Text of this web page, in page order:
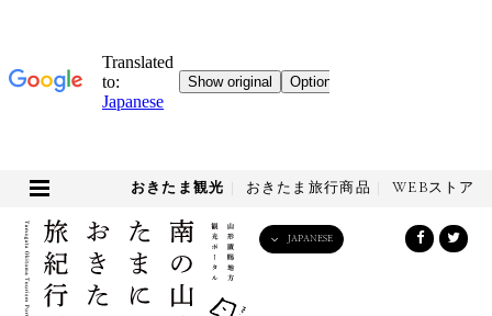
おきたま観光 おきたま旅行商品 WEBストア
JAPANESE